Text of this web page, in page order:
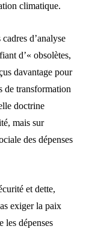
climatique.
d’analyse
d’« obsolètes,
davantage pour
de transformation
doctrine
mais sur
des dépenses
et dette,
exiger la paix
les dépenses